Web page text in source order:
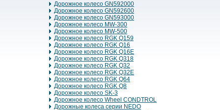
Дорожное колесо GN592000
Дорожное колесо GN592600
Дорожное колесо GN593000
Дорожное колесо MW-300
Дорожное колесо MW-500
Дорожное колесо RGK Q159
Дорожное колесо RGK Q16
Дорожное колесо RGK Q16E
Дорожное колесо RGK Q318
Дорожное колесо RGK Q32
Дорожное колесо RGK Q32E
Дорожное колесо RGK Q64
Дорожное колесо RGK Q8
Дорожное колесо SK-3
Дорожное колесо Wheel CONDTROL
Дорожные колеса серии NEDO